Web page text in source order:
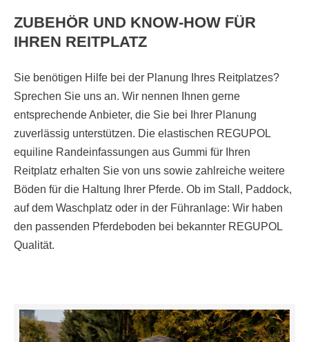
ZUBEHÖR UND KNOW-HOW FÜR
IHREN REITPLATZ
Sie benötigen Hilfe bei der Planung Ihres Reitplatzes?
Sprechen Sie uns an. Wir nennen Ihnen gerne
entsprechende Anbieter, die Sie bei Ihrer Planung
zuverlässig unterstützen. Die elastischen REGUPOL
equiline Randeinfassungen aus Gummi für Ihren
Reitplatz erhalten Sie von uns sowie zahlreiche weitere
Böden für die Haltung Ihrer Pferde. Ob im Stall, Paddock,
auf dem Waschplatz oder in der Führanlage: Wir haben
den passenden Pferdeboden bei bekannter REGUPOL
Qualität.